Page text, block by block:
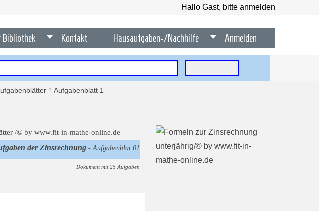
Hallo Gast, bitte anmelden
Bibliothek Kontakt Hausaufgaben-/Nachhilfe Anmelden
Aufgabenblatt 1
der Zinsrechnung - Aufgabenblat 01
Dokument mit 25 Aufgaben